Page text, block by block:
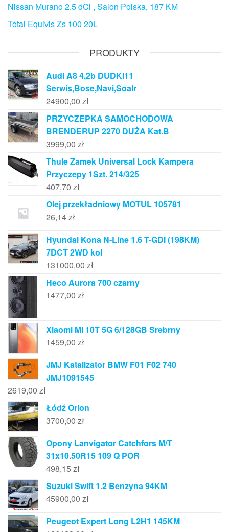
Nissan Murano 2.5 dCi , Salon Polska, 187 KM
Total Equivis Zs 100 20L
PRODUKTY
Audi A8 4,2b DUDKI11
Serwis,Bose,Navi,Soalr
24900,00 zł
PRZYCZEPKA SAMOCHODOWA
BRENDERUP 2270 DUŻA Kat.B
3999,00 zł
Thule Zamek Universal Lock Kampera
Przyczepy 1Szt. 214/325
407,70 zł
Olej przekładniowy MOTUL 105781
26,14zł
Hyundai Kona N-Line 1.6 T-GDI (198KM)
7DCT 2WD kol
131000,00 zł
Heco Aurora 700 czarny
1477,00 zł
Xiaomi Mi 10T 5G 6/128GB Srebrny
1459,00 zł
JMJ Katalizator BMW F01 F02 740
JMJ1091545
2619,00 zł
Łódź Orion
3700,00 zł
Opony Lanvigator Catchfors M/T
31x10.50R15 109 Q POR
498,15 zł
Suzuki Swift 1.2 Benzyna 94KM
45900,00 zł
Peugeot Expert Long L2H1 145KM